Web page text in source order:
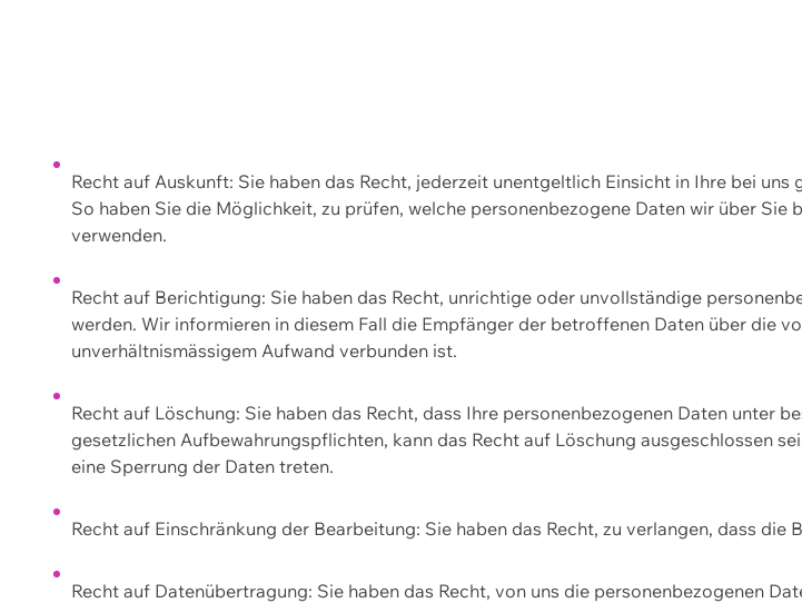
Recht auf Auskunft: Sie haben das Recht, jederzeit unentgeltlich Einsicht in Ihre bei
So haben Sie die Möglichkeit, zu prüfen, welche personenbezogene Daten wir über
verwenden.
Recht auf Berichtigung: Sie haben das Recht, unrichtige oder unvollständige
werden. Wir informieren in diesem Fall die Empfänger der betroffenen Daten über die
unverhältnismässigem Aufwand verbunden ist.
Recht auf Löschung: Sie haben das Recht, dass Ihre personenbezogenen Daten unter
gesetzlichen Aufbewahrungspflichten, kann das Recht auf Löschung ausgeschlossen
eine Sperrung der Daten treten.
Recht auf Einschränkung der Bearbeitung: Sie haben das Recht, zu verlangen, dass
Recht auf Datenübertragung: Sie haben das Recht, von uns die personenbezogenen